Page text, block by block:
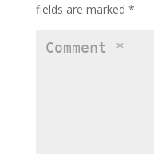
fields are marked *